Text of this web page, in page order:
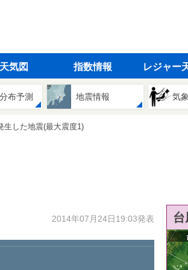
天気図 指数情報 レジャー
布予測 地震情報 気
生した地震(最大震度1)
2014年07月24日19:03発表